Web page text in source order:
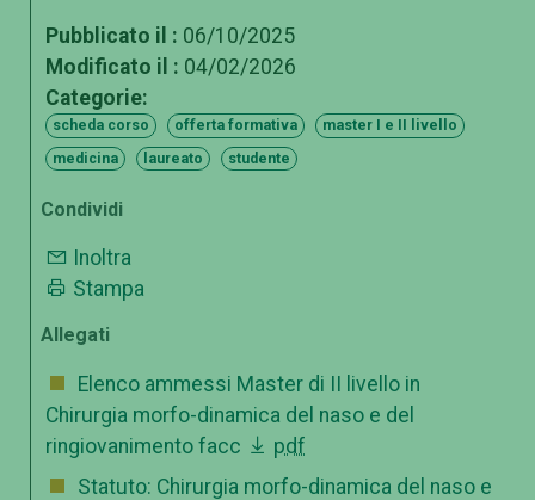
Pubblicato il : 06/10/2025
Modificato il : 04/02/2026
Categorie:
scheda corso offerta formativa
master I e II livello
medicina
laureato studente
Condividi
Inoltra
Stampa
Allegati
Elenco ammessi Master di II livello in
Chirurgia morfo-dinamica del naso e del
ringiovanimento facc
pdf
Statuto: Chirurgia morfo-dinamica del naso e